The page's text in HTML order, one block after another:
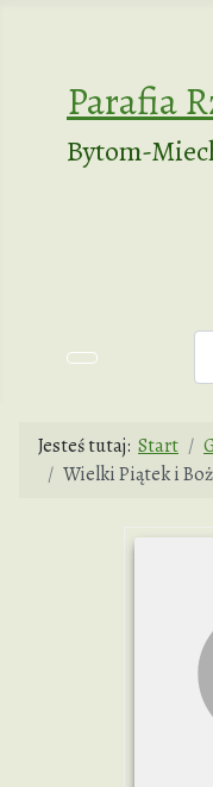
Parafia
Bytom-
Jesteś tutaj: Start
Wielki Piątek i